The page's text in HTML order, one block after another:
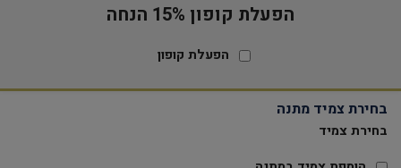
הפעלת קופון 15% הנחה
הפעלת קופון
בחירת צמיד מתנה
בחירת צמיד